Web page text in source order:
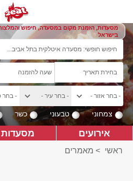
מסעדות, הזמנת מקום במסעדה, חיפוש
בישראל
צמחוני טבעוני כשר
אירועים מסעדות
ראשי > מאמרים